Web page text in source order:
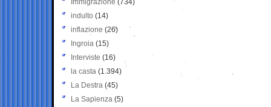
Immigrazione (734)
indulto (14)
inflazione (26)
Ingroia (15)
Interviste (16)
la casta (1.394)
La Destra (45)
La Sapienza (5)